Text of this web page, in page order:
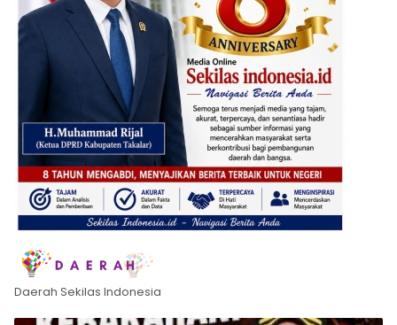
Daerah Sekilas Indonesia